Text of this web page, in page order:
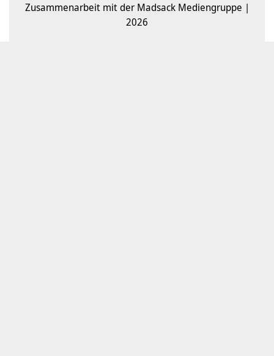
Zusammenarbeit mit der Madsack Mediengruppe |
2026